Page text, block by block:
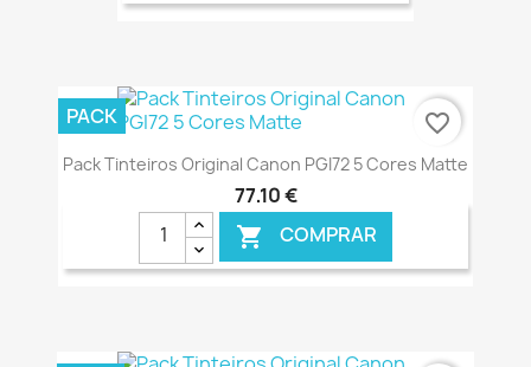
€ ONLINE
Pack Tinteiros Original Canon PGI72 5 Cores Matte
77,10 €
 COMPRAR
PACK favorite_border